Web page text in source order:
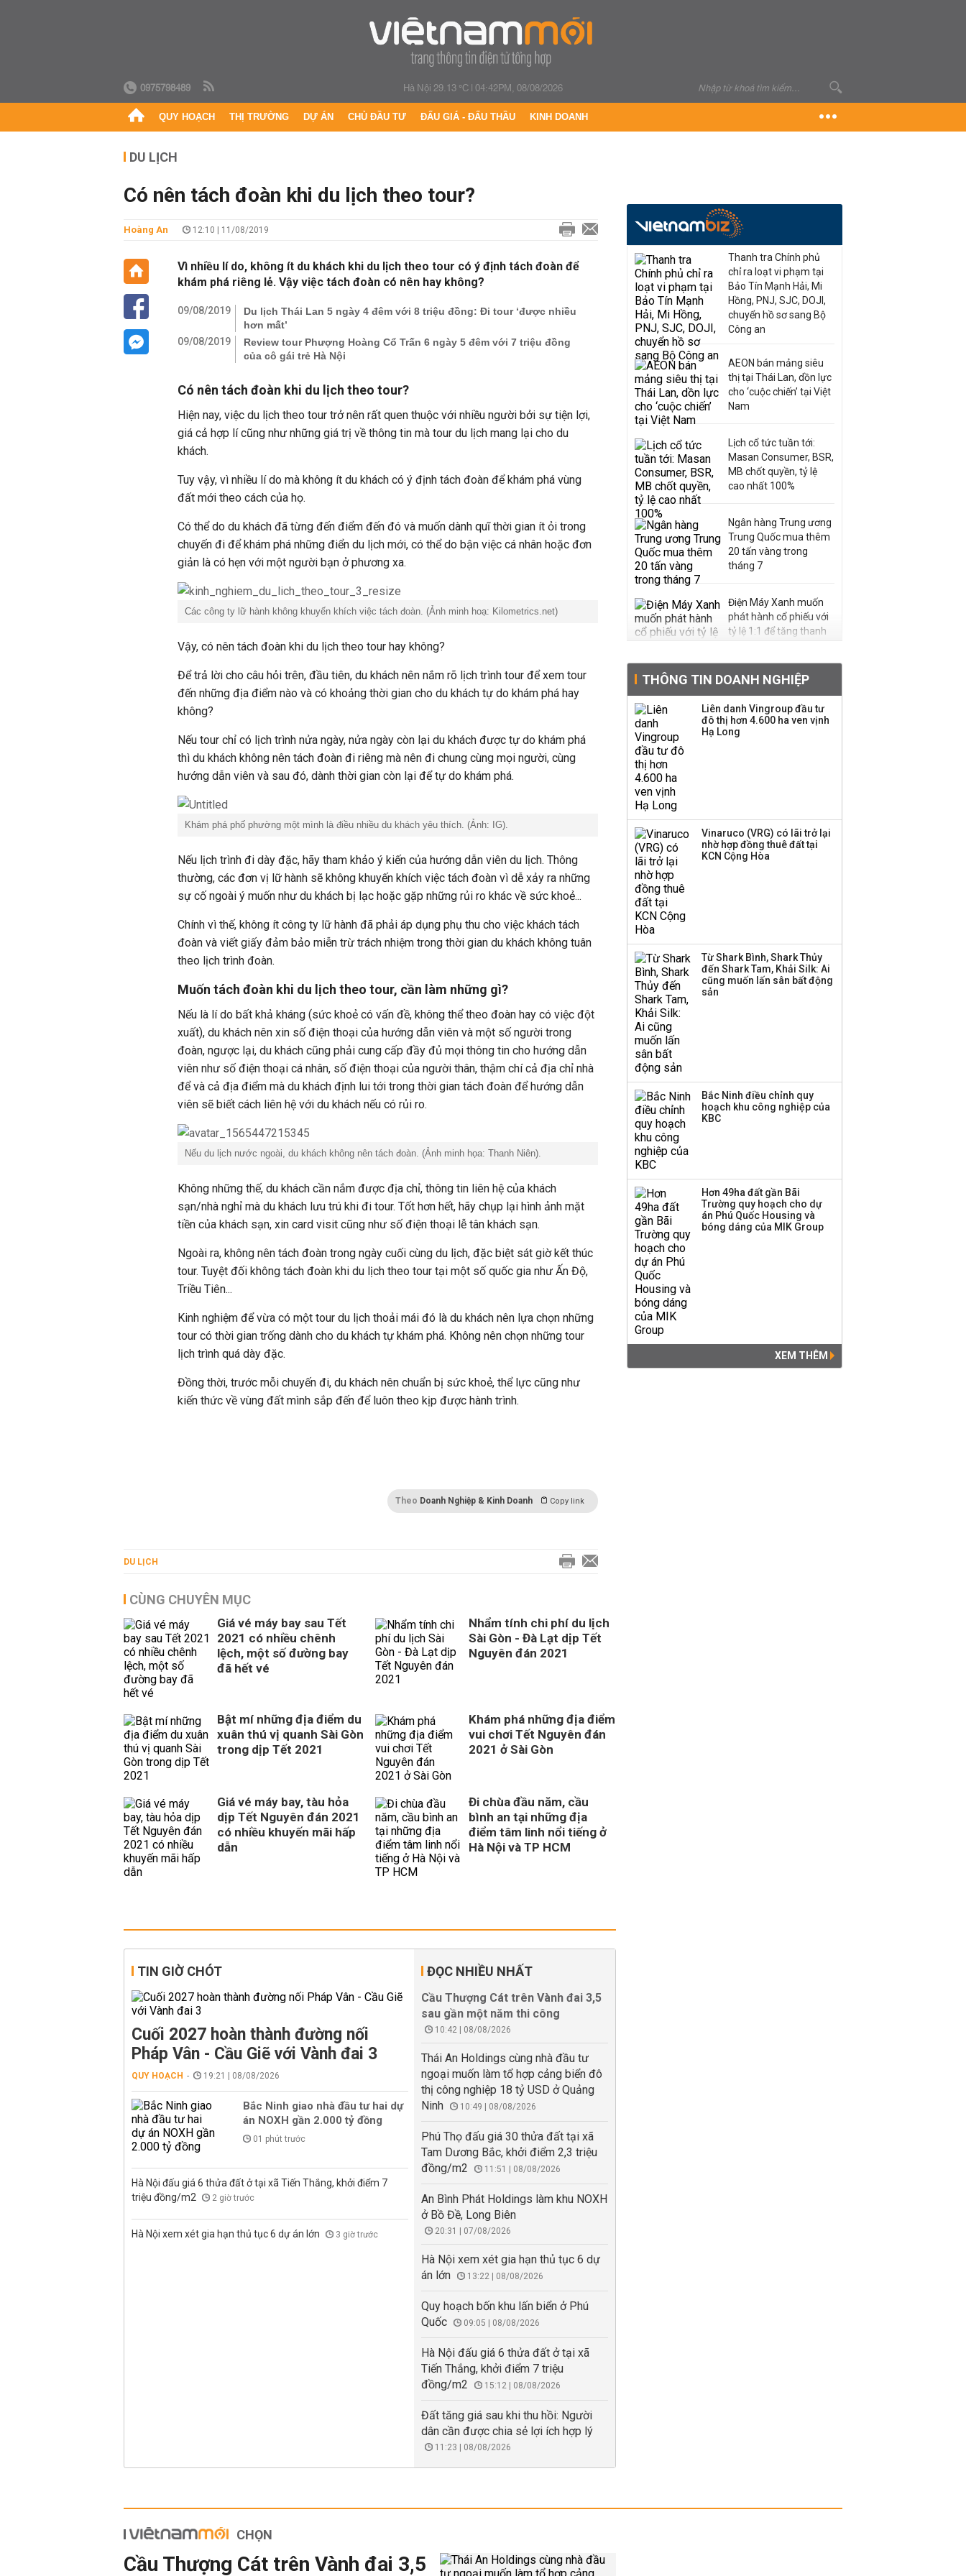
0975798489 Hà Nội 29.13 °C|04:42PM, 08/08/2026
QUY HOẠCH THỊ TRƯỜNG DỰ ÁN CHỦ ĐẦU TƯ ĐẤU GIÁ - ĐẤU THẦU KINH DOANH
DU LỊCH
Có nên tách đoàn khi du lịch theo tour?
Hoàng An 12:10 | 11/08/2019
Vì nhiều lí do, không ít du khách khi du lịch theo tour có ý định tách đoàn để
khám phá riêng lẻ. Vậy việc tách đoàn có nên hay không?
09/08/2019
Du lịch Thái Lan 5 ngày 4 đêm với 8 triệu đồng: Đi tour ‘được nhiều
hơn mất’
09/08/2019
Review tour Phượng Hoàng Cổ Trấn 6 ngày 5 đêm với 7 triệu đồng
của cô gái trẻ Hà Nội
Có nên tách đoàn khi du lịch theo tour?
Hiện nay, việc du lịch theo tour trở nên rất quen thuộc với nhiều người bởi sự tiện lợi,
giá cả hợp lí cũng như những giá trị về thông tin mà tour du lịch mang lại cho du
khách.
Tuy vậy, vì nhiều lí do mà không ít du khách có ý định tách đoàn để khám phá vùng
đất mới theo cách của họ.
Có thể do du khách đã từng đến điểm đến đó và muốn dành quĩ thời gian ít ỏi trong
chuyến đi để khám phá những điển du lịch mới, có thể do bận việc cá nhân hoặc đơn
giản là có hẹn với một người bạn ở phương xa.
Các công ty lữ hành không khuyến khích việc tách đoàn. (Ảnh minh hoạ: Kilometrics.net)
Vậy, có nên tách đoàn khi du lịch theo tour hay không?
Để trả lời cho câu hỏi trên, đầu tiên, du khách nên nắm rõ lịch trình tour để xem tour
đến những địa điểm nào và có khoảng thời gian cho du khách tự do khám phá hay
không?
Nếu tour chỉ có lịch trình nửa ngày, nửa ngày còn lại du khách được tự do khám phá
thì du khách không nên tách đoàn đi riêng mà nên đi chung cùng mọi người, cùng
hướng dẫn viên và sau đó, dành thời gian còn lại để tự do khám phá.
Khám phá phố phường một mình là điều nhiều du khách yêu thích. (Ảnh: IG).
Nếu lịch trình đi dày đặc, hãy tham khảo ý kiến của hướng dẫn viên du lịch. Thông
thường, các đơn vị lữ hành sẽ không khuyến khích việc tách đoàn vì dễ xảy ra những
sự cố ngoài ý muốn như du khách bị lạc hoặc gặp những rủi ro khác về sức khoẻ...
Chính vì thế, không ít công ty lữ hành đã phải áp dụng phụ thu cho việc khách tách
đoàn và viết giấy đảm bảo miễn trừ trách nhiệm trong thời gian du khách không tuân
theo lịch trình đoàn.
Muốn tách đoàn khi du lịch theo tour, cần làm những gì?
Nếu là lí do bất khả kháng (sức khoẻ có vấn đề, không thể theo đoàn hay có việc đột
xuất), du khách nên xin số điện thoại của hướng dẫn viên và một số người trong
đoàn, ngược lại, du khách cũng phải cung cấp đầy đủ mọi thông tin cho hướng dẫn
viên như số điện thoại cá nhân, số điện thoại của người thân, thậm chí cả địa chỉ nhà
để và cả địa điểm mà du khách định lui tới trong thời gian tách đoàn để hướng dẫn
viên sẽ biết cách liên hệ với du khách nếu có rủi ro.
Nếu du lịch nước ngoài, du khách không nên tách đoàn. (Ảnh minh họa: Thanh Niên).
Không những thế, du khách cần nắm được địa chỉ, thông tin liên hệ của khách
sạn/nhà nghỉ mà du khách lưu trú khi đi tour. Tốt hơn hết, hãy chụp lại hình ảnh mặt
tiền của khách sạn, xin card visit cũng như số điện thoại lễ tân khách sạn.
Ngoài ra, không nên tách đoàn trong ngày cuối cùng du lịch, đặc biệt sát giờ kết thúc
tour. Tuyệt đối không tách đoàn khi du lịch theo tour tại một số quốc gia như Ấn Độ,
Triều Tiên...
Kinh nghiệm để vừa có một tour du lịch thoải mái đó là du khách nên lựa chọn những
tour có thời gian trống dành cho du khách tự khám phá. Không nên chọn những tour
lịch trình quá dày đặc.
Đồng thời, trước mỗi chuyến đi, du khách nên chuẩn bị sức khoẻ, thể lực cũng như
kiến thức về vùng đất mình sắp đến để luôn theo kịp được hành trình.
Theo Doanh Nghiệp & Kinh Doanh Copy link
DU LỊCH
CÙNG CHUYÊN MỤC
Giá vé máy bay sau Tết
2021 có nhiều chênh
lệch, một số đường bay
đã hết vé
Nhẩm tính chi phí du lịch
Sài Gòn - Đà Lạt dịp Tết
Nguyên đán 2021
Bật mí những địa điểm du
xuân thú vị quanh Sài Gòn
trong dịp Tết 2021
Khám phá những địa điểm
vui chơi Tết Nguyên đán
2021 ở Sài Gòn
Giá vé máy bay, tàu hỏa
dịp Tết Nguyên đán 2021
có nhiều khuyến mãi hấp
dẫn
Đi chùa đầu năm, cầu
bình an tại những địa
điểm tâm linh nổi tiếng ở
Hà Nội và TP HCM
TIN GIỜ CHÓT
Cuối 2027 hoàn thành đường nối
Pháp Vân - Cầu Giẽ với Vành đai 3
QUY HOẠCH 19:21 | 08/08/2026
Bắc Ninh giao nhà đầu tư hai dự
án NOXH gần 2.000 tỷ đồng
01 phút trước
Hà Nội đấu giá 6 thửa đất ở tại xã Tiến Thắng, khởi điểm 7
triệu đồng/m2
2 giờ trước
Hà Nội xem xét gia hạn thủ tục 6 dự án lớn 3 giờ trước
ĐỌC NHIỀU NHẤT
Cầu Thượng Cát trên Vành đai 3,5
sau gần một năm thi công
10:42 | 08/08/2026
Thái An Holdings cùng nhà đầu tư
ngoại muốn làm tổ hợp cảng biển đô
thị công nghiệp 18 tỷ USD ở Quảng
Ninh
10:49 | 08/08/2026
Phú Thọ đấu giá 30 thửa đất tại xã
Tam Dương Bắc, khởi điểm 2,3 triệu
đồng/m2
11:51 | 08/08/2026
An Bình Phát Holdings làm khu NOXH
ở Bồ Đề, Long Biên
20:31 | 07/08/2026
Hà Nội xem xét gia hạn thủ tục 6 dự
án lớn
13:22 | 08/08/2026
Quy hoạch bốn khu lấn biển ở Phú
Quốc
09:05 | 08/08/2026
Hà Nội đấu giá 6 thửa đất ở tại xã
Tiến Thắng, khởi điểm 7 triệu
đồng/m2
15:12 | 08/08/2026
Đất tăng giá sau khi thu hồi: Người
dân cần được chia sẻ lợi ích hợp lý
11:23 | 08/08/2026
Thanh tra Chính phủ
chỉ ra loạt vi phạm tại
Bảo Tín Mạnh Hải, Mi
Hồng, PNJ, SJC, DOJI,
chuyển hồ sơ sang Bộ
Công an
AEON bán mảng siêu
thị tại Thái Lan, dồn lực
cho ‘cuộc chiến’ tại Việt
Nam
Lịch cổ tức tuần tới:
Masan Consumer, BSR,
MB chốt quyền, tỷ lệ
cao nhất 100%
Ngân hàng Trung ương
Trung Quốc mua thêm
20 tấn vàng trong
tháng 7
Điện Máy Xanh muốn
phát hành cổ phiếu với
tỷ lệ 1:1 để tăng thanh
Sau nhịp điều chỉnh
mạnh, CTCK nhìn thấy
cơ hội ở nhóm cổ phiếu
nào?
hàng
TOP 10 ngân hàng lãi
Công ty 100 tỷ của
Huấn Hoa Hồng bỗng
dưng ‘biến mất’, một
THÔNG TIN DOANH NGHIỆP
Liên danh Vingroup đầu tư
đô thị hơn 4.600 ha ven vịnh
Hạ Long
Vinaruco (VRG) có lãi trở lại
nhờ hợp đồng thuê đất tại
KCN Cộng Hòa
Từ Shark Bình, Shark Thủy
đến Shark Tam, Khải Silk: Ai
cũng muốn lấn sân bất động
sản
Bắc Ninh điều chỉnh quy
hoạch khu công nghiệp của
KBC
Hơn 49ha đất gần Bãi
Trường quy hoạch cho dự
án Phú Quốc Housing và
bóng dáng của MIK Group
XEM THÊM
CHỌN
Cầu Thượng Cát trên Vành đai 3,5